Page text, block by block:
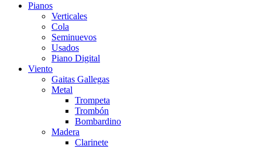
Pianos
Verticales
Cola
Seminuevos
Usados
Piano Digital
Viento
Gaitas Gallegas
Metal
Trompeta
Trombón
Bombardino
Madera
Clarinete